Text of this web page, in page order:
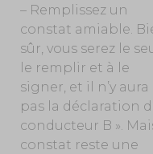
– Remplissez un
constat amiable.
sûr, vous serez le
le remplir et à le
signer, et il n’y aura
pas la déclaration
conducteur B ».
constat reste une